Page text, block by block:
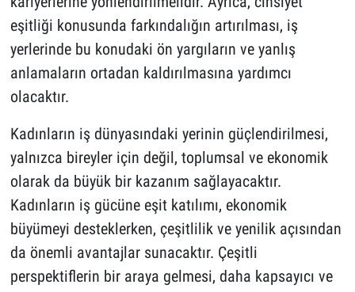
eşitliği konusunda farkındalığın artırılması, iş
yerlerinde bu konudaki ön yargıların ve yanlış
anlamaların ortadan kaldırılmasına yardımcı
olacaktır.
Kadınların iş dünyasındaki yerinin güçlendirilmesi,
yalnızca bireyler için değil, toplumsal ve ekonomik
olarak da büyük bir kazanım sağlayacaktır.
Kadınların iş gücüne eşit katılımı, ekonomik
büyümeyi desteklerken, çeşitlilik ve yenilik açısından
da önemli avantajlar sunacaktır. Çeşitli
perspektiflerin bir araya gelmesi, daha kapsayıcı ve